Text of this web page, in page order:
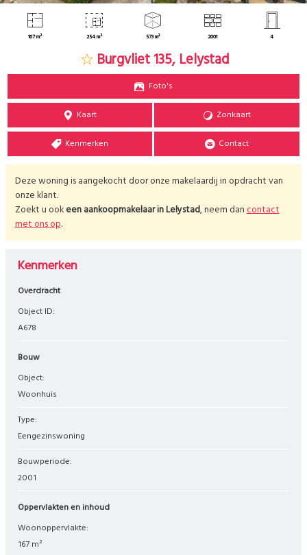
167 m² 254 m² 573 m³ 2001 4
Burgvliet 135, Lelystad
Foto's
Kaart Zonkaart
Kenmerken Contact
Deze woning is aangekocht door onze makelaardij in opdracht van
onze klant.
Zoekt u ookeen aankoopmakelaar inLelystad, neem dancontact
met ons op.
Kenmerken
Overdracht
Object ID:
A678
Bouw
Object:
woonhuis
Type:
eengezinswoning
Bouwperiode:
2001
Oppervlakten en inhoud
Woonoppervlakte:
167 m²